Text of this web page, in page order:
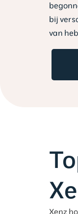
bij
van
Xenz